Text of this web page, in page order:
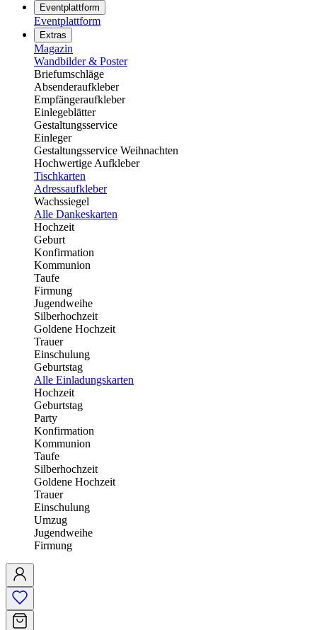
Eventplattform
Eventplattform
Extras
Magazin
Wandbilder & Poster
Briefumschläge
Absenderaufkleber
Empfängeraufkleber
Einlegeblätter
Gestaltungsservice
Einleger
Gestaltungsservice Weihnachten
Hochwertige Aufkleber
Tischkarten
Adressaufkleber
Wachssiegel
Alle Dankeskarten
Hochzeit
Geburt
Konfirmation
Kommunion
Taufe
Firmung
Jugendweihe
Silberhochzeit
Goldene Hochzeit
Trauer
Einschulung
Geburtstag
Alle Einladungskarten
Hochzeit
Geburtstag
Party
Konfirmation
Kommunion
Taufe
Silberhochzeit
Goldene Hochzeit
Trauer
Einschulung
Umzug
Jugendweihe
Firmung